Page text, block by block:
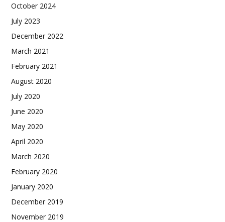
October 2024
July 2023
December 2022
March 2021
February 2021
August 2020
July 2020
June 2020
May 2020
April 2020
March 2020
February 2020
January 2020
December 2019
November 2019